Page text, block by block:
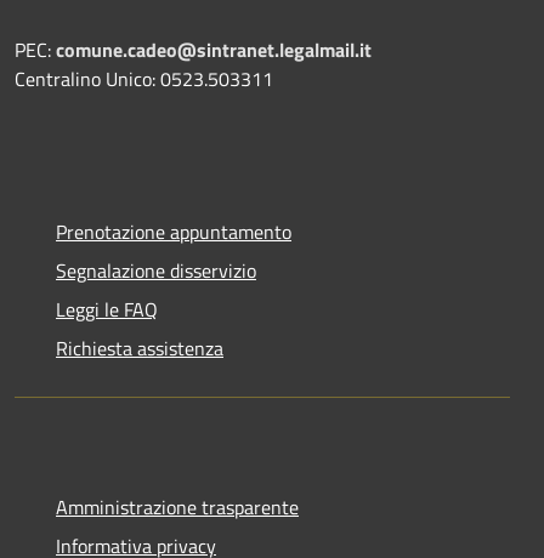
PEC:comune.cadeo@sintranet.legalmail.it
Centralino Unico: 0523.503311
Prenotazione appuntamento
Segnalazione disservizio
Leggi le FAQ
Richiesta assistenza
Amministrazione trasparente
Informativa privacy